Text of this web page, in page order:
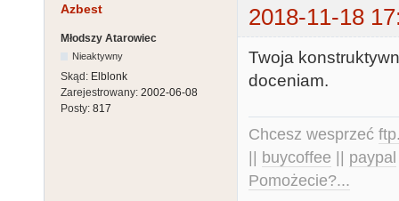
Azbest 2018-11-18
Młodszy Atarowiec
Nieaktywny
Skąd: Elblonk
Zarejestrowany: 2002-06-08
Posty: 817
Twoja
doceniam.
Chcesz wesprzeć
|| buycoffee || paypal
Pomożecie?...